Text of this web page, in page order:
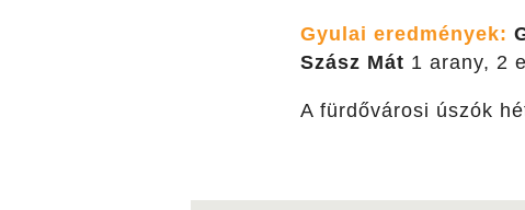
Gyulai eredmények:
Szász Mát 1 arany, 2
A fürdővárosi úszók